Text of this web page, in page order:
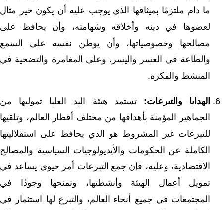
ما دام ملتزمًا بميثاقها الذي يوجب عليه أن يكون خير مثال
لعضوها في دينه وأخلاقه وشهامته، وأن يحافظ على
مصالحها وخصوصياتها، وأن يوطن نفسه على السمع
والطاعة في العسر واليسر، وعلى المغامرة والتضحية في
المنشط والمكره.
الهدايا والتبرعات:تستمد هيئة اليد العليا تموليها من
الجماهير المؤمنة بأهدافها من مختلف أقطار العالم، وتلقيها
للتبرعات غير المشروط هو الذي يحافظ على استقلاليتها
الكاملة عن الحكومات والأيديولوجيات السياسية والمصالح
الاقتصادية، وعليه، فإن جمع التبرعات أمر حيوي يساعد في
تمويل أعمال الهيئة وأنشطتها، وتمنحها وجودًا في
المجتمعات في جميع أنحاء العالم، والتبرع لها استثمار في